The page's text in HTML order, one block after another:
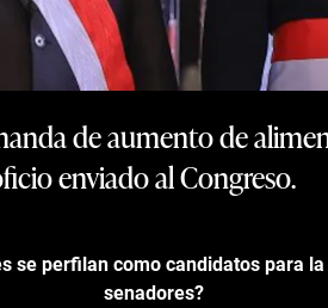
de aumento de
enviado al Congreso.
se perfilan como candidatos para
senadores?